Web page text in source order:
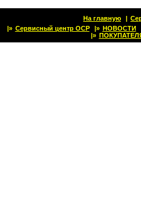
На главную |
|» Сервисный центр OCP |» НОВОСТИ
|»